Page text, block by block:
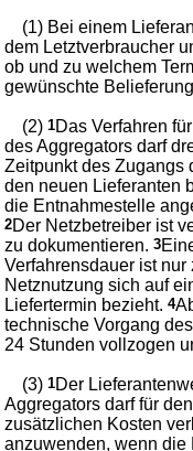
(1) Bei einem
dem Letztverbraucher
ob und zu welchem
gewünschte
(2)1Das Verfahren
des Aggregators darf
Zeitpunkt des Zugangs
den neuen Lieferanten
die Entnahmestelle
2Der Netzbetreiber ist
zu dokumentieren.3
Verfahrensdauer ist
Netznutzung sich auf
Liefertermin bezieht.4
technische Vorgang
24 Stunden vollzogen
(3)1Der
Aggregators darf für
zusätzlichen Kosten
anzuwenden, wenn die